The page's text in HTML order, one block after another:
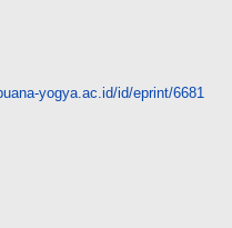
yogya.ac.id/id/eprint/6681